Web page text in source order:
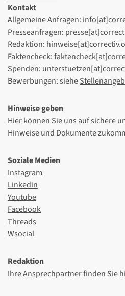
Kontakt
Allgemeine Anfragen:
Presseanfragen:
Redaktion:
Faktencheck:
Spenden:
Bewerbungen: siehe
Hinweise geben
Hierkönnen Sie uns auf sichere
Hinweise und Dokumente
Soziale Medien
Instagram
Linkedin
Youtube
Facebook
Threads
Wsocial
Redaktion
Ihre Ansprechpartner finden Sie